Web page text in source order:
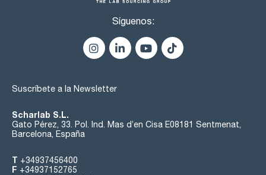
Síguenos:
Suscríbete a la Newsletter
Scharlab S.L.
Gato Pérez, 33. Pol. Ind. Mas d’en Cisa E08181 Sentmenat,
Barcelona, España
T +34937456400
F +34937152765